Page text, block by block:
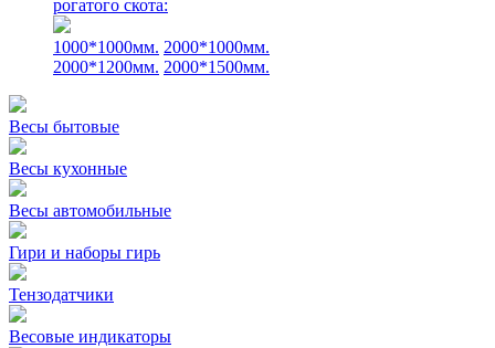
рогатого скота:
1000*1000мм. 2000*1000мм.
2000*1200мм. 2000*1500мм.
Весы бытовые
Весы кухонные
Весы автомобильные
Гири и наборы гирь
Тензодатчики
Весовые индикаторы